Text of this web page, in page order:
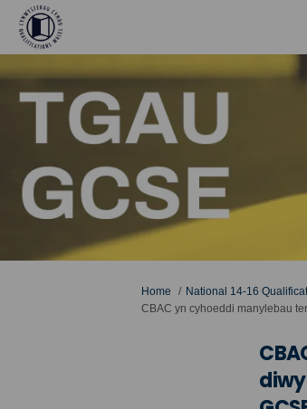
You are here:
Home National 14-16
CBAC yn cyhoeddi manylebau